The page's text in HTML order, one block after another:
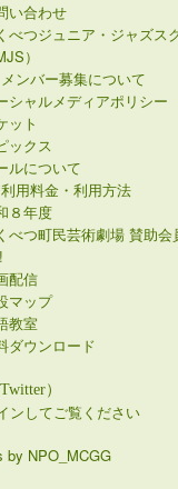
い合わせ
べつジュニア・ジャズス
）
メンバー募集について
シャルメディアポリシー
ット
ックス
ルについて
利用料金・利用方法
８年度
べつ町民芸術劇場 賛助会
配信
マップ
教室
ダウンロード
）
ンしてご覧ください
by NPO_MCGG